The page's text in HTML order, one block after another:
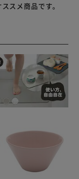
スメ商品です。